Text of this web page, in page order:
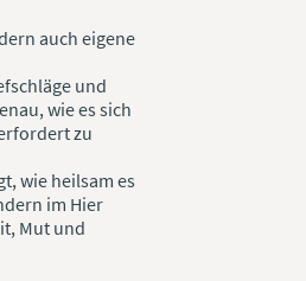
auch eigene
und
wie es sich
zu
wie heilsam es
im Hier
Mut und